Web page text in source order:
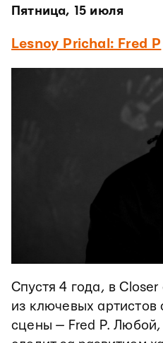
Пятница, 15 июля
Lesnoy Prichal: Fred P
Спустя 4 года, в
из ключевых артистов
сцены — Fred P. Любой,